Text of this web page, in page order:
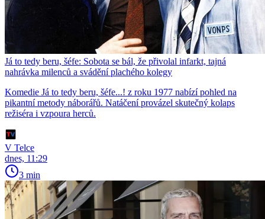
Já to tedy beru, šéfe: Sobota se bál, že přivolal infarkt, tajná
nahrávka milenců a svádění plachého kolegy
Komedie Já to tedy beru, šéfe...! z roku 1977 nabízí pohled na
pikantní metody náborářů. Natáčení provázel skutečný kolaps
režiséra i vzpoura herců.
V Telce
dnes, 11:29
3 min